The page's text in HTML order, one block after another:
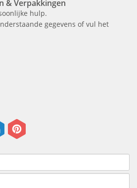
& Verpakkingen
hulp.
gegevens of vul het